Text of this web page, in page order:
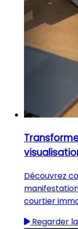
Découvrez
courtier
Regarder